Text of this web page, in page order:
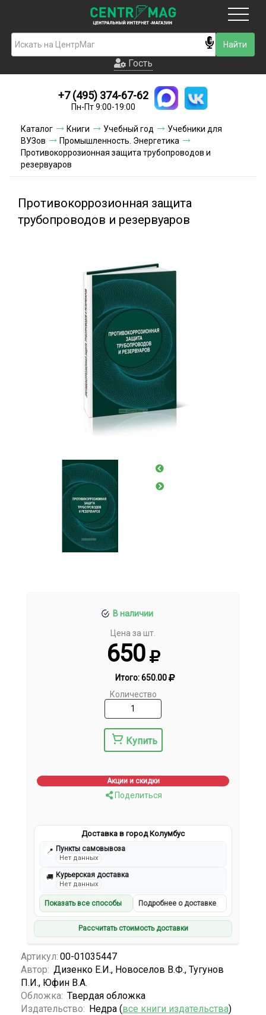
Гость
Новинки
Условия доставки
Условия оплаты
Акции и скидки
Гость
+7 (495) 374-67-62
Пн-Пт 9:00-19:00
Каталог Книги Учебный год
Учебники для
ВУЗов
Промышленность. Энергетика
Противокоррозионная защита трубопроводов и
резервуаров
Противокоррозионная защита
трубопроводов и резервуаров
В наличии
Цена за шт.
650
Итого:650.00
Количество
Купить
Акции и скидки
Поделиться
Доставка в город Колумбус
📍 Пункты самовывоза
Нет данных
🚚 Курьерская доставка
Нет данных
Показать все способы Подробнее о доставке
Рассчитать стоимость доставки
Артикул: 00-01035447
Автор: Дизенко Е.И., Новоселов В.Ф., Тугунов
П.И., Юфин В.А.
Обложка: Твердая обложка
Издательство: Недра (все книги издательства)